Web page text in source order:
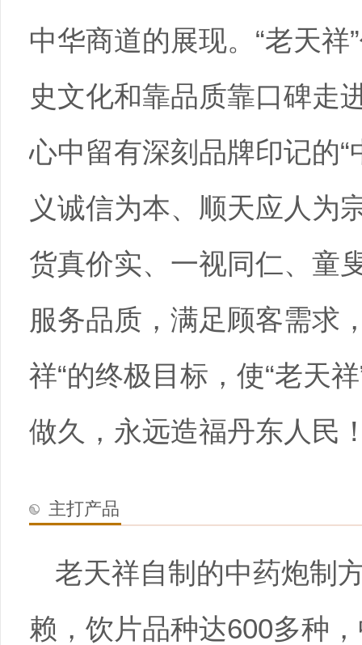
中华商道的展现。“老天
史文化和靠品质靠口碑走
心中留有深刻品牌印记的
义诚信为本、顺天应人为
货真价实、一视同仁、童
服务品质，满足顾客需求
祥“的终极目标，使“老天
做久，永远造福丹东人民
主打产品
老天祥自制的中药炮制
赖，饮片品种达600多种